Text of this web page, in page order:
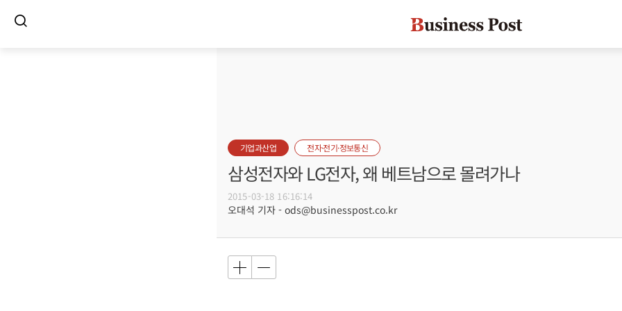
기업과산업 전자·전기·정보통신
삼성전자와 LG전자, 왜 베트남으로 몰려가나
2015-03-18 16:16:14
오대석 기자 - ods@businesspost.co.kr